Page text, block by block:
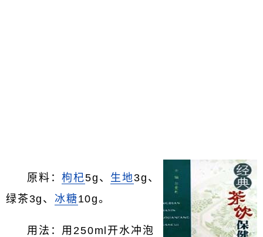
原料：枸杞5g、 生地3g、
绿茶3g、 冰糖10g。
用法：用250ml开水冲泡